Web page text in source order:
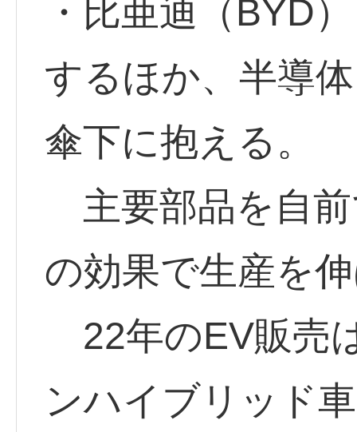
・比亜迪（BYD
するほか、半導
傘下に抱える。
主要部品を自
の効果で生産を
22年のEV販売
ンハイブリッド